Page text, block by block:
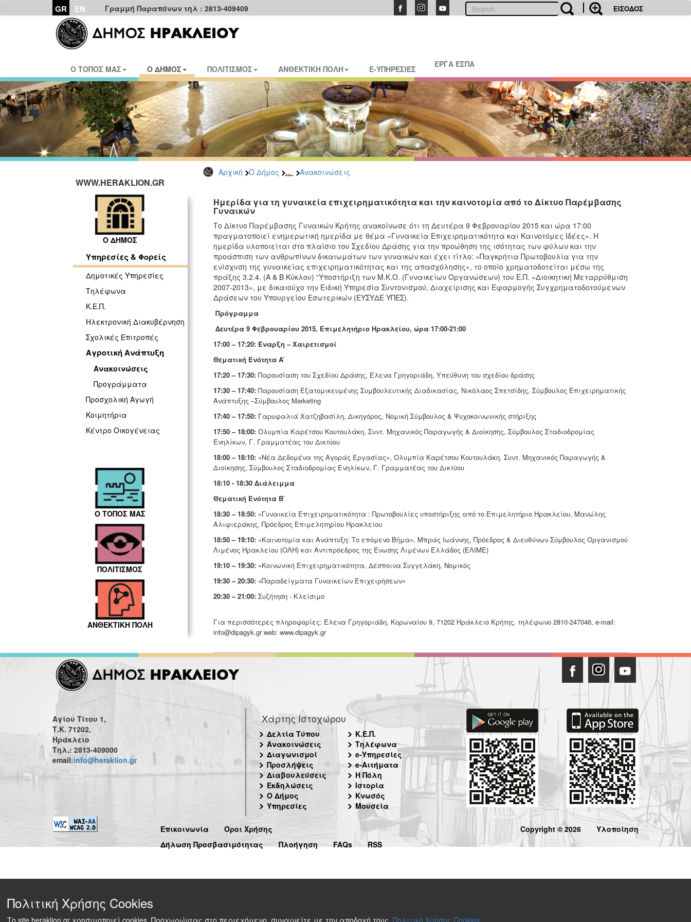
GR EN Γραμμή Παραπόνων τηλ : 2813-409409 ΕΙΣΟΔΟΣ
Ο ΤΟΠΟΣ ΜΑΣ Ο ΔΗΜΟΣ ΠΟΛΙΤΙΣΜΟΣ ΑΝΘΕΚΤΙΚΗ ΠΟΛΗ E-ΥΠΗΡΕΣΙΕΣ ΕΡΓΑ ΕΣΠΑ
Αρχική Ο Δήμος ... Ανακοινώσεις
WWW.HERAKLION.GR
Ο ΔΗΜΟΣ
Υπηρεσίες & Φορείς
Δημοτικές Υπηρεσίες
Τηλέφωνα
Κ.Ε.Π.
Ηλεκτρονική Διακυβέρνηση
Σχολικές Επιτροπές
Αγροτική Ανάπτυξη
Ανακοινώσεις
Προγράμματα
Προσχολική Αγωγή
Κοιμητήρια
Κέντρο Οικογένειας
Ο ΤΟΠΟΣ ΜΑΣ
ΠΟΛΙΤΙΣΜΟΣ
ΑΝΘΕΚΤΙΚΗ ΠΟΛΗ
Ημερίδα για τη γυναικεία επιχειρηματικότητα και την καινοτομία από το Δίκτυο Παρέμβασης
Γυναικών
Το Δίκτυο Παρέμβασης Γυναικών Κρήτης ανακοίνωσε ότι τη Δευτέρα 9 Φεβρουαρίου 2015 και ώρα 17:00
πραγματοποιεί ενημερωτική ημερίδα με θέμα «Γυναικεία Επιχειρηματικότητα και Καινοτόμες Ιδέες». Η
ημερίδα υλοποιείται στο πλαίσιο του Σχεδίου Δράσης για την προώθηση της ισότητας των φύλων και την
προάσπιση των ανθρωπίνων δικαιωμάτων των γυναικών και έχει τίτλο: «Παγκρήτια Πρωτοβουλία για την
ενίσχυση της γυναικείας επιχειρηματικότητας και της απασχόλησης», το οποίο χρηματοδοτείται μέσω της
πράξης 3.2.4. (Α & Β Κύκλου) “Υποστήριξη των Μ.Κ.Ο. (Γυναικείων Οργανώσεων) του Ε.Π. «Διοικητική Μεταρρύθμιση
2007-2013», με δικαιούχο την Ειδική Υπηρεσία Συντονισμού, Διαχείρισης και Εφαρμογής Συγχρηματοδοτούμενων
Δράσεων του Υπουργείου Εσωτερικών (ΕΥΣΥΔΕ ΥΠΕΣ).
Πρόγραμμα
Δευτέρα 9 Φεβρουαρίου 2015, Επιμελητήριο Ηρακλείου, ώρα 17:00-21:00
17:00 – 17:20: Έναρξη – Χαιρετισμοί
Θεματική Ενότητα Α ́
17:20 – 17:30:Παρουσίαση του Σχεδίου Δράσης, Έλενα Γρηγοριάδη, Υπεύθυνη του σχεδίου δράσης
17:30 – 17:40: Παρουσίαση Εξατομικευμένης Συμβουλευτικής Διαδικασίας, Νικόλαος Σπετσίδης, Σύμβουλος Επιχειρηματικής
Ανάπτυξης –Σύμβουλος Marketing
17:40 – 17:50: Γαρυφαλιά Χατζηβασίλη, Δικηγόρος, Νομική Σύμβουλος & Ψυχοκοινωνικής στήριξης
17:50 – 18:00:Ολυμπία Καρέτσου Κουτουλάκη, Συντ. Μηχανικός Παραγωγής & Διοίκησης, Σύμβουλος Σταδιοδρομίας
Ενηλίκων, Γ. Γραμματέας του Δικτύου
18:00 – 18:10:«Νέα Δεδομένα της Αγοράς Εργασίας», Ολυμπία Καρέτσου Κουτουλάκη, Συντ. Μηχανικός Παραγωγής &
Διοίκησης, Σύμβουλος Σταδιοδρομίας Ενηλίκων, Γ. Γραμματέας του Δικτύου
18:10 - 18:30 Διάλειμμα
Θεματική Ενότητα Β ́
18:30 – 18:50:«Γυναικεία Επιχειρηματικότητα : Πρωτοβουλίες υποστήριξης από το Επιμελητήριο Ηρακλείου, Μανώλης
Αλιφιεράκης, Πρόεδρος Επιμελητηρίου Ηρακλείου
18:50 – 19:10:«Καινοτομία και Ανάπτυξη: Το επόμενο Βήμα», Μπράς Ιωάννης, Πρόεδρος & Διευθύνων Σύμβουλος Οργανισμού
Λιμένος Ηρακλείου (ΟΛΗ) και Αντιπρόεδρος της Ένωσης Λιμένων Ελλάδος (ΕΛΙΜΕ)
19:10 – 19:30:«Κοινωνική Επιχειρηματικότητα, Δέσποινα Συγγελάκη, Νομικός
19:30 – 20:30:«Παραδείγματα Γυναικείων Επιχειρήσεων»
20:30 – 21:00:Συζήτηση - Κλείσιμο
Για περισσότερες πληροφορίες: Έλενα Γρηγοριάδη, Κορωναίου 9, 71202 Ηράκλειο Κρήτης, τηλέφωνο 2810-247046, e-mail:
info@dipagyk.gr web: www.dipagyk.gr
Αγίου Τίτου 1,
Τ.Κ. 71202,
Ηράκλειο
Τηλ.: 2813-409000
email:info@heraklion.gr
Χάρτης Ιστοχώρου
Δελτία Τύπου
Ανακοινώσεις
Διαγωνισμοί
Προσλήψεις
Διαβουλεύσεις
Εκδηλώσεις
Ο Δήμος
Υπηρεσίες
Κ.Ε.Π.
Τηλέφωνα
e-Υπηρεσίες
e-Αιτήματα
Η Πόλη
Ιστορία
Κνωσός
Μουσεία
Επικοινωνία
Όροι Χρήσης
Δήλωση Προσβασιμότητας
Πλοήγηση FAQs RSS
Copyright © 2026 Υλοποίηση
Πολιτική Χρήσης Cookies
Το site heraklion.gr χρησιμοποιεί cookies. Προχωρώντας στο περιεχόμενο, συναινείτε με την αποδοχή τους. Πολιτική Χρήσης Cookies